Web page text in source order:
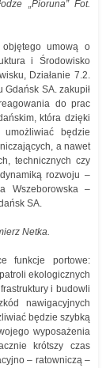
„Pioruna” Fot.
objętego umową o
i Środowisko
Działanie 7.2.
SA. zakupił
do prac
która dzięki
będzie
a nawet
technicznych czy
rozwoju –
Wszeborowska –
SA.
Netka.
funkcje portowe:
ekologicznych
i budowli
nawigacyjnych
będzie szybką
wyposażenia
krótszy czas
– ratowniczą –